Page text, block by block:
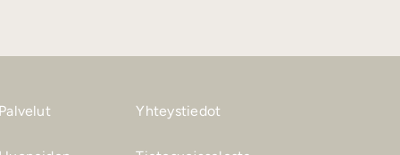
Yhteystiedot